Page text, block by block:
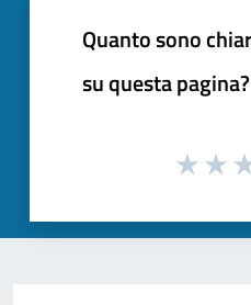
Quanto sono
su questa pagina?